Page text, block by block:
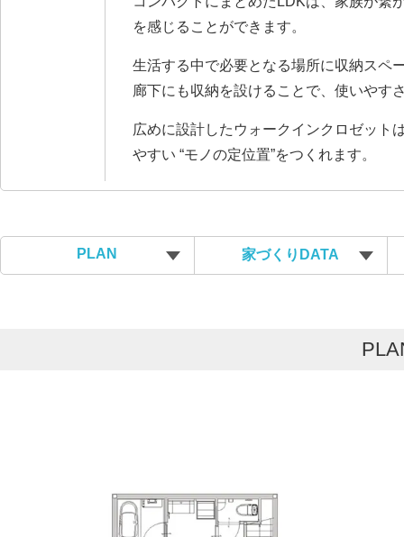
を感じることができます。
生活する中で必要となる場所に収納スペ
廊下にも収納を設けることで、使いやす
広めに設計したウォークインクロゼット
やすい “モノの定位置”をつくれます。
PLAN 家づくりDATA